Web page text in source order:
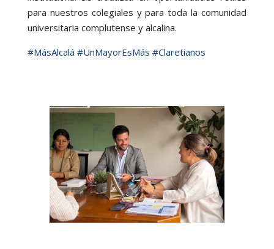
para nuestros colegiales y para toda la comunidad
universitaria complutense y alcalina.
#MásAlcalá #UnMayorEsMás #Claretianos